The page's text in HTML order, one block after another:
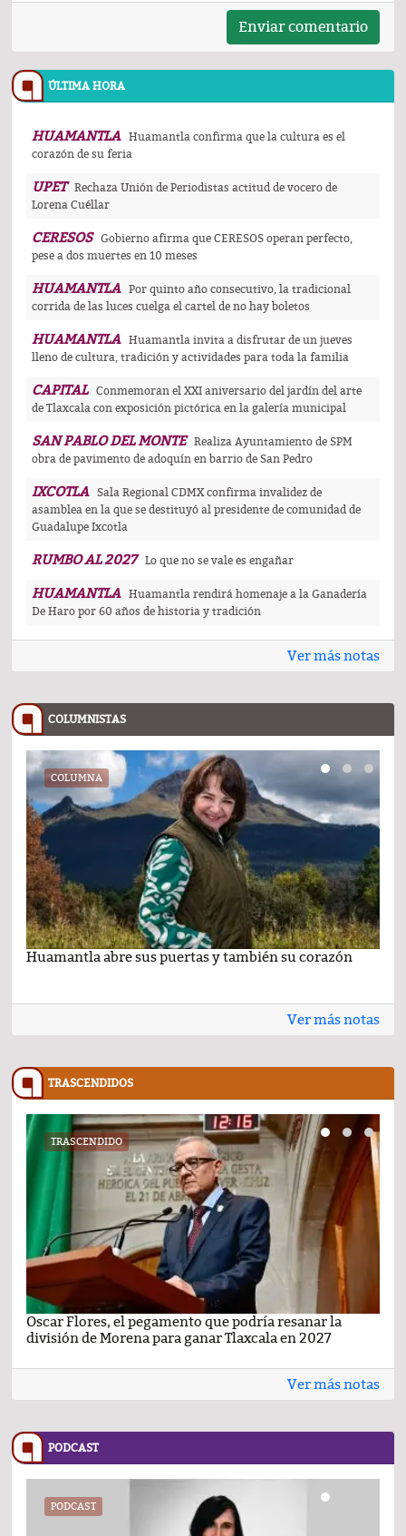
Enviar comentario
ÚLTIMA HORA
HUAMANTLA
Huamantla confirma que la cultura es el
corazón de su feria
UPET
Rechaza Unión de Periodistas actitud de vocero de
Lorena Cuéllar
CERESOS
Gobierno afirma que CERESOS operan perfecto,
pese a dos muertes en 10 meses
HUAMANTLA
Por quinto año consecutivo, la tradicional
corrida de las luces cuelga el cartel de no hay boletos
HUAMANTLA
Huamantla invita a disfrutar de un jueves
lleno de cultura, tradición y actividades para toda la familia
CAPITAL
Conmemoran el XXI aniversario del jardín del arte
de Tlaxcala con exposición pictórica en la galería municipal
SAN PABLO DEL MONTE
Realiza Ayuntamiento de SPM
obra de pavimento de adoquín en barrio de San Pedro
IXCOTLA
Sala Regional CDMX confirma invalidez de
asamblea en la que se destituyó al presidente de comunidad de
Guadalupe Ixcotla
RUMBO AL 2027 Lo que no se vale es engañar
HUAMANTLA
Huamantla rendirá homenaje a la Ganadería
De Haro por 60 años de historia y tradición
Ver más notas
COLUMNISTAS
COLUMNA
Huamantla abre sus puertas y también su corazón
Ver más notas
TRASCENDIDOS
TRASCENDIDO
Oscar Flores, el pegamento que podría resanar la
división de Morena para ganar Tlaxcala en 2027
Ver más notas
PODCAST
PODCAST